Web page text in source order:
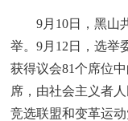
9月10日，黑山
举。9月12日，选举
获得议会81个席位
席，由社会主义者
竞选联盟和变革运